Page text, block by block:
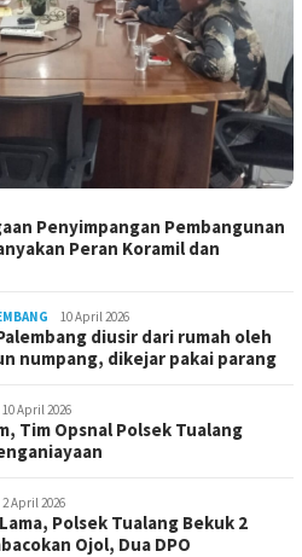
Penyimpangan Pembangunan
Peran Koramil dan
10 April 2026
diusir dari rumah oleh
numpang, dikejar pakai parang
10 April 2026
Tim Opsnal Polsek Tualang
2 April 2026
Polsek Tualang Bekuk 2
Ojol, Dua DPO